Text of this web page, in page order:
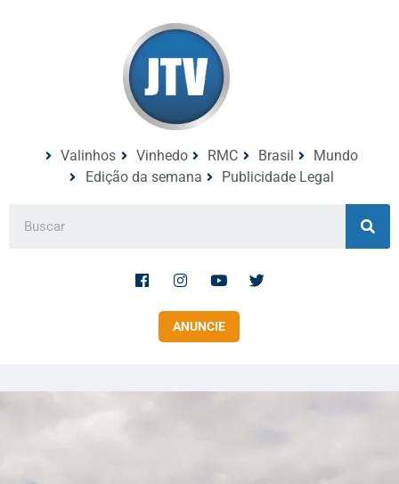
Valinhos Vinhedo RMC Brasil
Mundo
Edição da semana
Publicidade Legal
ANUNCIE